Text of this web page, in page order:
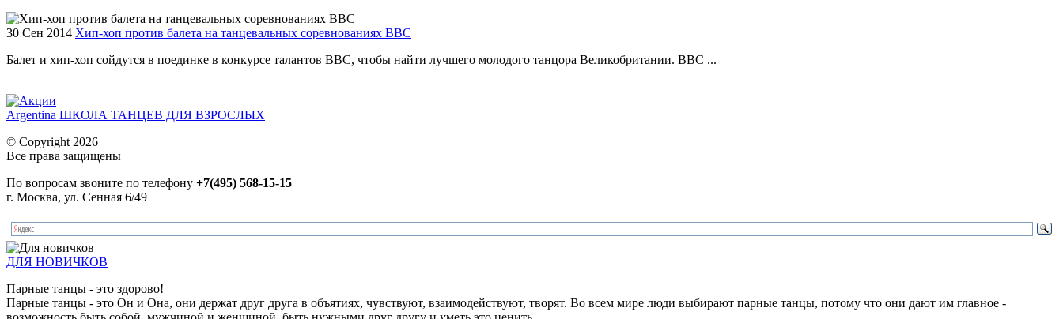
30 Сен 2014 Хип-хоп против балета на танцевальных соревнованиях ВВС
Балет и хип-хоп сойдутся в поединке в конкурсе талантов BBC, чтобы найти лучшего молодого танцора Великобритании. BBC ...
Argentina ШКОЛА ТАНЦЕВ ДЛЯ ВЗРОСЛЫХ
© Copyright 2026
Все права защищены
По вопросам звоните по телефону +7(495) 568-15-15
г. Москва, ул. Сенная 6/49
ДЛЯ НОВИЧКОВ
Парные танцы - это здорово!
Парные танцы - это Он и Она, они держат друг друга в объятиях, чувствуют, взаимодействуют, творят. Во всем мире люди выбирают парные танцы, потому что они дают им главное -